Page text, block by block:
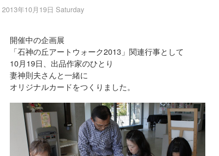
2013年10月19日 Saturday
開催中の企画展
「石神の丘アートウォーク2013」関連行事として
10月19日、出品作家のひとり
妻神則夫さんと一緒に
オリジナルカードをつくりました。